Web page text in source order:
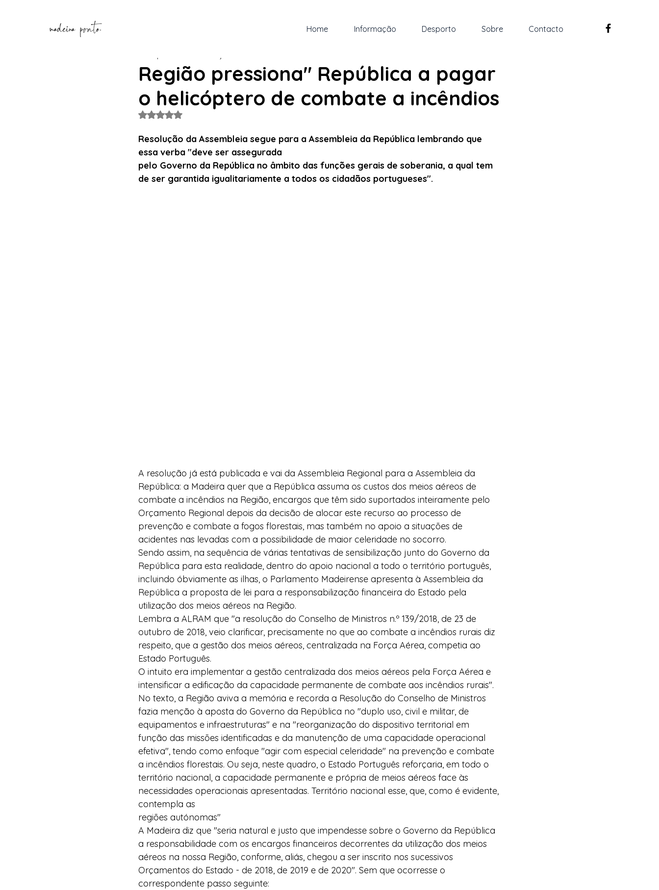
Home Informação Desporto Sobre Contacto
Região pressiona" República a pagar
o helicóptero de combate a incêndios
Avaliado com NaN de 5 estrelas.
Resolução da Assembleia segue para a Assembleia da República lembrando que
essa verba "deve ser assegurada
pelo Governo da República no âmbito das funções gerais de soberania, a qual tem
de ser garantida igualitariamente a todos os cidadãos portugueses".
A resolução já está publicada e vai da Assembleia Regional para a Assembleia da
República: a Madeira quer que a República assuma os custos dos meios aéreos de
combate a incêndios na Região, encargos que têm sido suportados inteiramente pelo
Orçamento Regional depois da decisão de alocar este recurso ao processo de
prevenção e combate a fogos florestais, mas também no apoio a situações de
acidentes nas levadas com a possibilidade de maior celeridade no socorro.
Sendo assim, na sequência de várias tentativas de sensibilização junto do Governo da
República para esta realidade, dentro do apoio nacional a todo o território português,
incluindo óbviamente as ilhas, o Parlamento Madeirense apresenta à Assembleia da
República a proposta de lei para a responsabilização financeira do Estado pela
utilização dos meios aéreos na Região.
Lembra a ALRAM que "a resolução do Conselho de Ministros n.º 139/2018, de 23 de
outubro de 2018, veio clarificar, precisamente no que ao combate a incêndios rurais diz
respeito, que a gestão dos meios aéreos, centralizada na Força Aérea, competia ao
Estado Português.
O intuito era implementar a gestão centralizada dos meios aéreos pela Força Aérea e
intensificar a edificação da capacidade permanente de combate aos incêndios rurais".
No texto, a Região aviva a memória e recorda a Resolução do Conselho de Ministros
fazia menção à aposta do Governo da República no "duplo uso, civil e militar, de
equipamentos e infraestruturas" e na "reorganização do dispositivo territorial em
função das missões identificadas e da manutenção de uma capacidade operacional
efetiva", tendo como enfoque "agir com especial celeridade" na prevenção e combate
a incêndios florestais. Ou seja, neste quadro, o Estado Português reforçaria, em todo o
território nacional, a capacidade permanente e própria de meios aéreos face às
necessidades operacionais apresentadas. Território nacional esse, que, como é evidente,
contempla as
regiões autónomas"
A Madeira diz que "seria natural e justo que impendesse sobre o Governo da República
a responsabilidade com os encargos financeiros decorrentes da utilização dos meios
aéreos na nossa Região, conforme, aliás, chegou a ser inscrito nos sucessivos
Orçamentos do Estado - de 2018, de 2019 e de 2020". Sem que ocorresse o
correspondente passo seguinte: